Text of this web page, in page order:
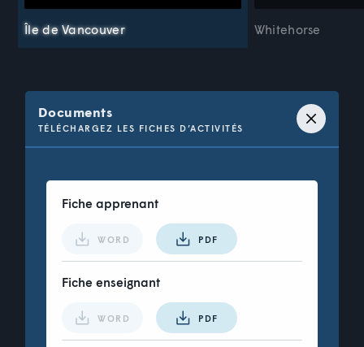
Île de Vancouver Whitehorse
Documents
TÉLÉCHARGEZ LES FICHES D’ACTIVITÉS
Fiche apprenant
WORD PDF
Fiche enseignant
WORD PDF